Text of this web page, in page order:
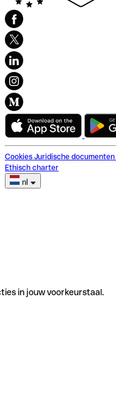
Cookies Juridische documenten
Ethisch charter
nl
in jouw voorkeurstaal.